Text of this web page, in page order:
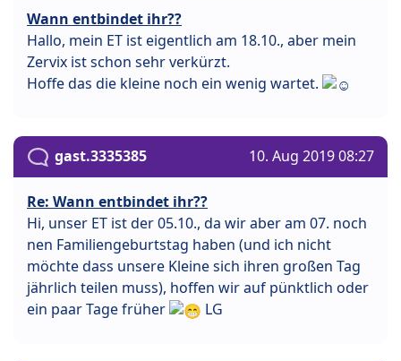
Wann entbindet ihr??
Hallo, mein ET ist eigentlich am 18.10., aber mein
Zervix ist schon sehr verkürzt.
Hoffe das die kleine noch ein wenig wartet.
gast.3335385 10. Aug 2019 08:27
Re: Wann entbindet ihr??
Hi, unser ET ist der 05.10., da wir aber am 07. noch
nen Familiengeburtstag haben (und ich nicht
möchte dass unsere Kleine sich ihren großen Tag
jährlich teilen muss), hoffen wir auf pünktlich oder
ein paar Tage früher
LG